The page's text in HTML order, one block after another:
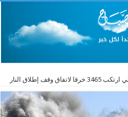
وقف إطلاق النار